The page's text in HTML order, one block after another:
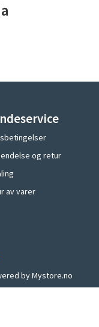
og retur
av varer
byMystore.no